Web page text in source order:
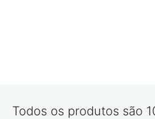
Todos os produtos são